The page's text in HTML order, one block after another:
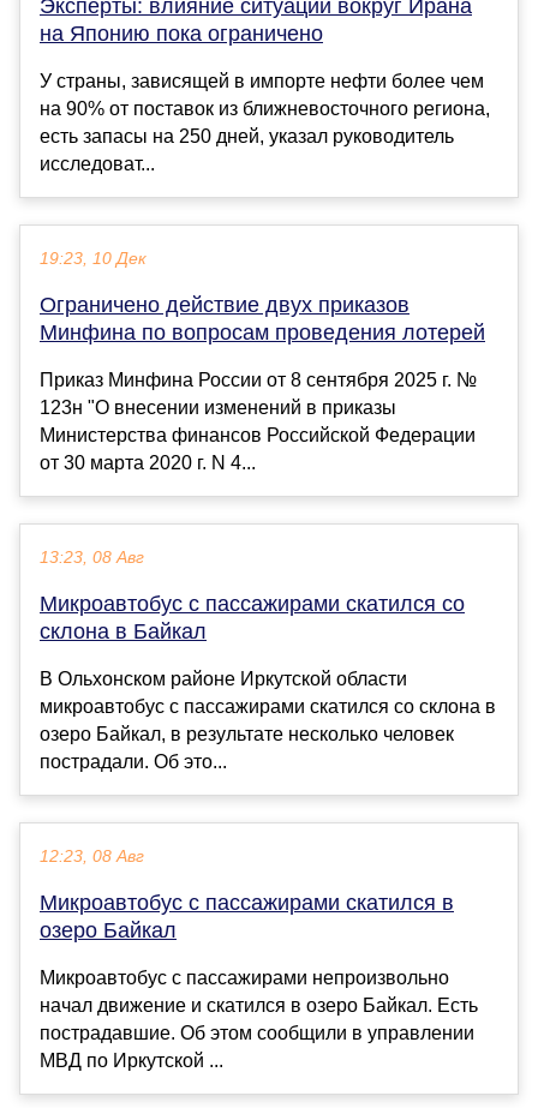
Эксперты: влияние ситуации вокруг Ирана
на Японию пока ограничено
У страны, зависящей в импорте нефти более чем
на 90% от поставок из ближневосточного региона,
есть запасы на 250 дней, указал руководитель
исследоват...
19:23, 10 Дек
Ограничено действие двух приказов
Минфина по вопросам проведения лотерей
Приказ Минфина России от 8 сентября 2025 г. №
123н "О внесении изменений в приказы
Министерства финансов Российской Федерации
от 30 марта 2020 г. N 4...
13:23, 08 Авг
Микроавтобус с пассажирами скатился со
склона в Байкал
В Ольхонском районе Иркутской области
микроавтобус с пассажирами скатился со склона в
озеро Байкал, в результате несколько человек
пострадали. Об это...
12:23, 08 Авг
Микроавтобус с пассажирами скатился в
озеро Байкал
Микроавтобус с пассажирами непроизвольно
начал движение и скатился в озеро Байкал. Есть
пострадавшие. Об этом сообщили в управлении
МВД по Иркутской ...